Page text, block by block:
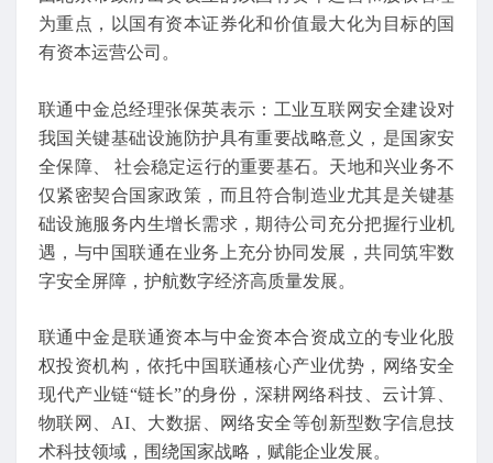
为重点，以国有资本证券化和价值最大化为目标的国
有资本运营公司。
联通中金总经理张保英表示：工业互联网安全建设对
我国关键基础设施防护具有重要战略意义，是国家安
全保障、 社会稳定运行的重要基石。天地和兴业务不
仅紧密契合国家政策，而且符合制造业尤其是关键基
础设施服务内生增长需求，期待公司充分把握行业机
遇，与中国联通在业务上充分协同发展，共同筑牢数
字安全屏障，护航数字经济高质量发展。
联通中金是联通资本与中金资本合资成立的专业化股
权投资机构，依托中国联通核心产业优势，网络安全
现代产业链“链长”的身份，深耕网络科技、云计算、
物联网、AI、大数据、网络安全等创新型数字信息技
术科技领域，围绕国家战略，赋能企业发展。